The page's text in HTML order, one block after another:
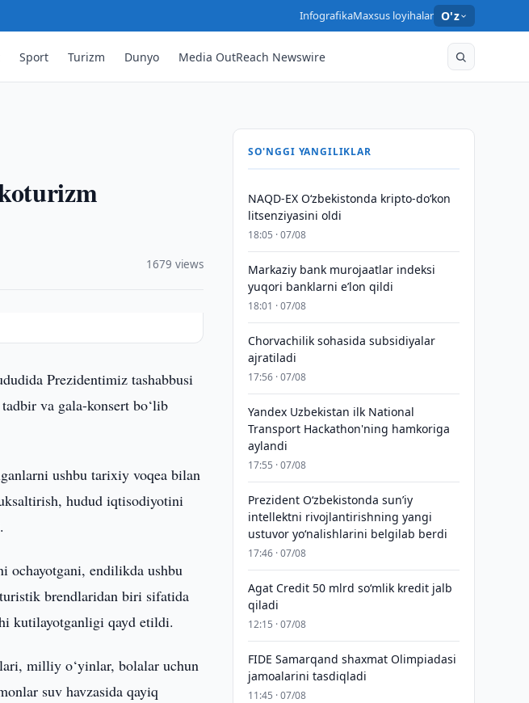
InfografikaMaxsus loyihalar O'z
Sport Turizm Dunyo Media OutReach Newswire
1679 views
Prezidentimiz tashabbusi
va gala-konsert bo‘lib
ushbu tarixiy voqea bilan
hudud iqtisodiyotini
ochayotgani, endilikda ushbu
brendlaridan biri sifatida
kutilayotganligi qayd etildi.
milliy o‘yinlar, bolalar uchun
suv havzasida qayiq
SO'NGGI YANGILIKLAR
NAQD-EX O‘zbekistonda kripto-do‘kon
litsenziyasini oldi
18:05 · 07/08
Markaziy bank murojaatlar indeksi
yuqori banklarni eʼlon qildi
18:01 · 07/08
Chorvachilik sohasida subsidiyalar
ajratiladi
17:56 · 07/08
Yandex Uzbekistan ilk National
Transport Hackathon'ning hamkoriga
aylandi
17:55 · 07/08
Prezident Oʻzbekistonda sunʼiy
intellektni rivojlantirishning yangi
ustuvor yoʻnalishlarini belgilab berdi
17:46 · 07/08
Agat Credit 50 mlrd so‘mlik kredit jalb
qiladi
12:15 · 07/08
FIDE Samarqand shaxmat Olimpiadasi
jamoalarini tasdiqladi
11:45 · 07/08